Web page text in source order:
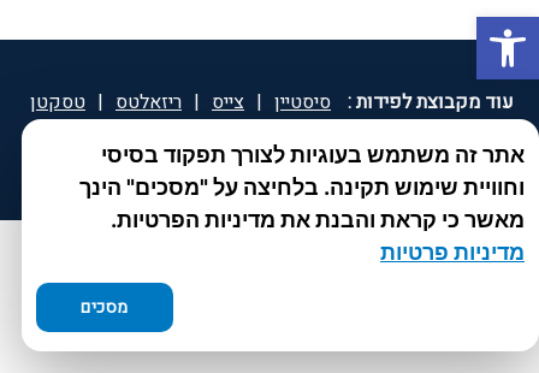
פתח סרגל נגישות
אתר זה משתמש בעוגיות לצורך תפקוד בסיסי
וחוויית שימוש תקינה. בלחיצה על "מסכים" הינך
מאשר כי קראת והבנת את מדיניות הפרטיות.
מדיניות פרטיות
מסכים
עוד מקבוצת לפידות : סיסטיין | צייס | ריזאלטס | טסקטן
| ספאטון | ספיד גרון | יוטיפרו פלוס | קוקידנט |
DROPsept ®